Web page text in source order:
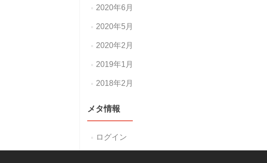
2020年6月
2020年5月
2020年2月
2019年1月
2018年2月
メタ情報
ログイン